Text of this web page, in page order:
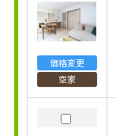
価格変更
空家